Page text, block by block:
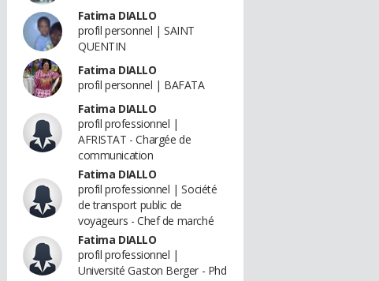
Fatima DIALLO
profil personnel | SAINT
QUENTIN
Fatima DIALLO
profil personnel | BAFATA
Fatima DIALLO
profil professionnel |
AFRISTAT - Chargée de
communication
Fatima DIALLO
profil professionnel | Société
de transport public de
voyageurs - Chef de marché
Fatima DIALLO
profil professionnel |
Université Gaston Berger - Phd